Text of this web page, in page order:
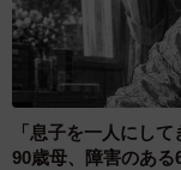
描きました。頑張
てもらうと「ゴミ
もそもおめえ、漫
「息子を一人にし
90歳母、障害のあ